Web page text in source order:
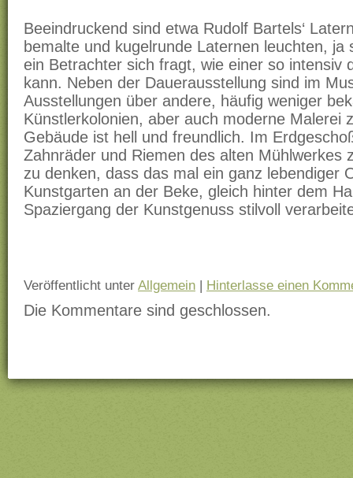
Beeindruckend sind etwa Rudolf Bartels‘
bemalte und kugelrunde Laternen leuchten, ja
ein Betrachter sich fragt, wie einer so intensiv
kann. Neben der Dauerausstellung sind im
Ausstellungen über andere, häufig weniger
Künstlerkolonien, aber auch moderne Malerei
Gebäude ist hell und freundlich. Im
Zahnräder und Riemen des alten Mühlwerkes
zu denken, dass das mal ein ganz lebendiger
Kunstgarten an der Beke, gleich hinter dem
Spaziergang der Kunstgenuss stilvoll
Veröffentlicht unter Allgemein Hinterlasse einen
Die Kommentare sind geschlossen.